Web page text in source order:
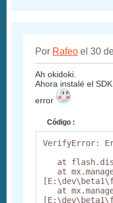
Por Rafeo el 30
Ah okidoki.
Ahora instalé el
error
Código :
VerifyError:
at
at
at